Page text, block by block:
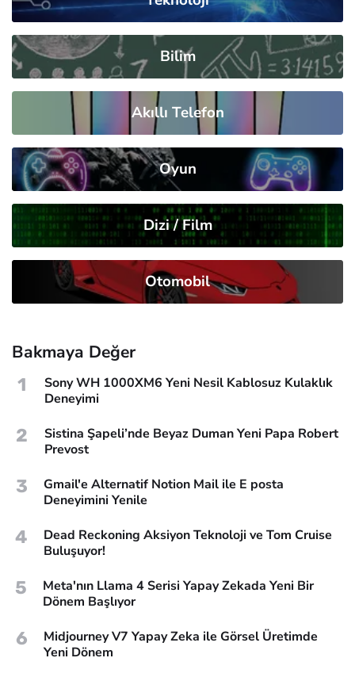
Bilim
Akıllı Telefon
Oyun
Dizi / Film
Otomobil
Bakmaya Değer
1
Sony WH 1000XM6 Yeni Nesil Kablosuz Kulaklık
Deneyimi
2
Sistina Şapeli’nde Beyaz Duman Yeni Papa Robert
Prevost
3
Gmail'e Alternatif Notion Mail ile E posta
Deneyimini Yenile
4
Dead Reckoning Aksiyon Teknoloji ve Tom Cruise
Buluşuyor!
5
Meta'nın Llama 4 Serisi Yapay Zekada Yeni Bir
Dönem Başlıyor
6
Midjourney V7 Yapay Zeka ile Görsel Üretimde
Yeni Dönem